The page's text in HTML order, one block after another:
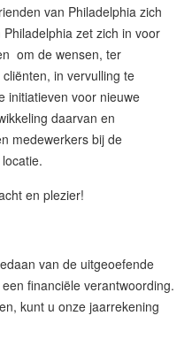
van Philadelphia zich
zet zich in voor
om de wensen, ter
in vervulling te
initiatieven voor nieuwe
daarvan en
medewerkers bij de
en plezier!
van de uitgeoefende
financiële verantwoording.
kunt u onze jaarrekening